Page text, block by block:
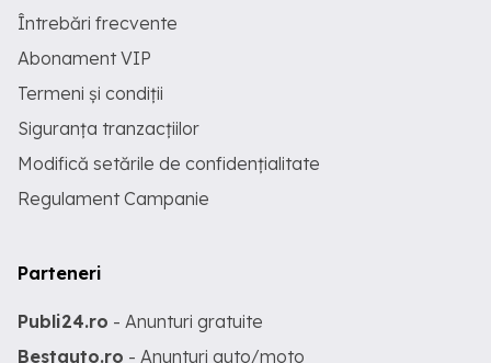
Întrebări frecvente
Abonament VIP
Termeni și condiții
Siguranța tranzacțiilor
Modifică setările de confidențialitate
Regulament Campanie
Parteneri
Publi24.ro - Anunturi gratuite
Bestauto.ro - Anunturi auto/moto